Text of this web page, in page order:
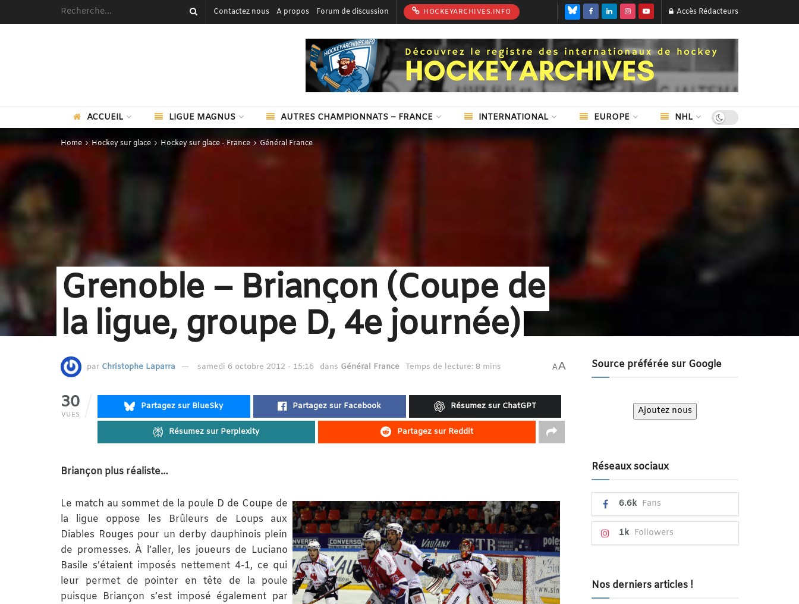
Contactez nous A propos Forum de discussion HOCKEYARCHIVES.INFO Accès Rédacteurs
ACCUEIL LIGUE MAGNUS AUTRES CHAMPIONNATS – FRANCE INTERNATIONAL EUROPE NHL
Home Hockey sur glace Hockey sur glace - France Général France
Grenoble – Briançon (Coupe de
la ligue, groupe D, 4e journée)
par Christophe Laparra samedi 6 octobre 2012 - 15:16 dans Général France Temps de lecture: 8 mins AA
30
VUES
Partagez sur BlueSky Partagez sur Facebook Résumez sur ChatGPT
Résumez sur Perplexity Partagez sur Reddit
Briançon plus réaliste…
Le match au sommet de la poule D de Coupe de
la ligue oppose les Brûleurs de Loups aux
Diables Rouges pour un derby dauphinois plein
de promesses. À l’aller, les joueurs de Luciano
Basile s’étaient imposés nettement 4-1, ce qui
leur permet de pointer en tête de la poule
puisque Briançon s’est imposé également par
Source préférée sur Google
Ajoutez nous
Réseaux sociaux
6.6k Fans
1k Followers
Nos derniers articles !